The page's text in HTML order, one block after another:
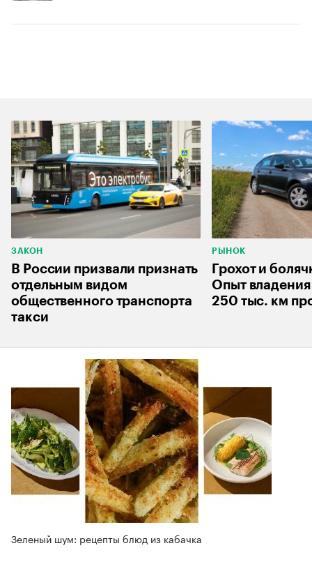
ЗАКОН
В России призвали признать
отдельным видом
общественного транспорта
такси
РЫНОК
Грохот и
Опыт
250 тыс. км
Зеленый шум: рецепты блюд из кабачка